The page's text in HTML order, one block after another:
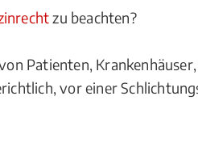
zu beachten?
Patienten,
vor einer